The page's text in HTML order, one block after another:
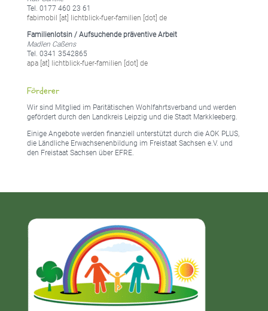
Tel. 0177 460 23 61
fabimobil [at] lichtblick-fuer-familien [dot] de
Familienlotsin / Aufsuchende präventive Arbeit
Madlen Caßens
Tel. 0341 3542865
apa [at] lichtblick-fuer-familien [dot] de
Förderer
Wir sind Mitglied im Paritätischen Wohlfahrtsverband und werden
gefördert durch den Landkreis Leipzig und die Stadt Markkleeberg.
Einige Angebote werden finanziell unterstützt durch die AOK PLUS,
die Ländliche Erwachsenenbildung im Freistaat Sachsen e.V. und
den Freistaat Sachsen über EFRE.